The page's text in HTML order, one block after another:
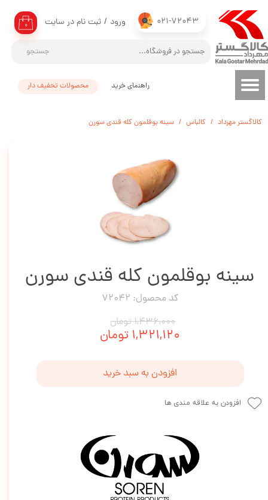
021-72043
جستجو
۰ ورود / ثبت نام در سایت
حساب کاربری من
تغییر گذر واژه
سفارشات
محصولات تحفیف دار راهنمای خرید
کالاگستر مهرداد کالباس سینه بوقلمون کله قندی سورن
سینه بوقلمون کله قندی سورن
کد محصول: 72042
۱,۴۳۶,۰۰۰ تومان
۱,۳۲۱,۱۲۰ تومان
افزودن به سبد خرید
افزودن به علاقه مندی ها